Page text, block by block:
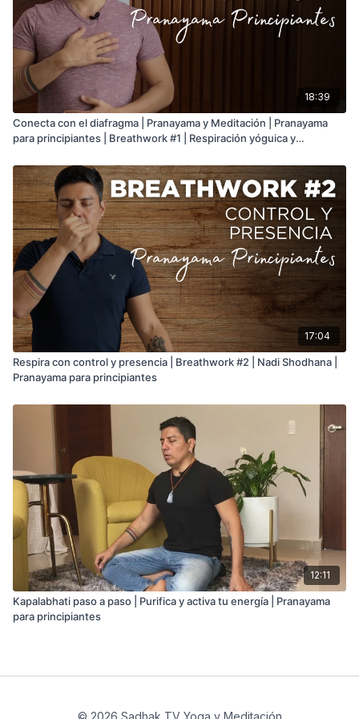
18:39
Conecta con el diafragma | Pranayama y Meditación | Pranayama
para principiantes | Breathwork #1 | Respiración yóguica y
17:04
Respira con control y presencia | Breathwork #2 | Nadi Shodhana |
Pranayama para principiantes
12:11
Kapalabhati paso a paso | Purifica y activa tu energía | Pranayama
para principiantes
© 2026 Sadhak TV Yoga y Meditación